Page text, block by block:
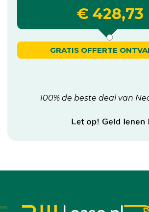
€ 428,73
GRATIS OFFERTE
100% de beste deal van